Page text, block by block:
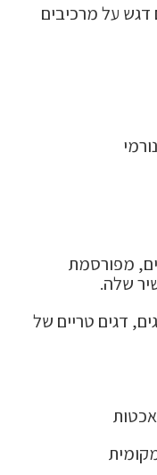
על מרכיבים
מפורסמת
שלה.
דגים טריים של